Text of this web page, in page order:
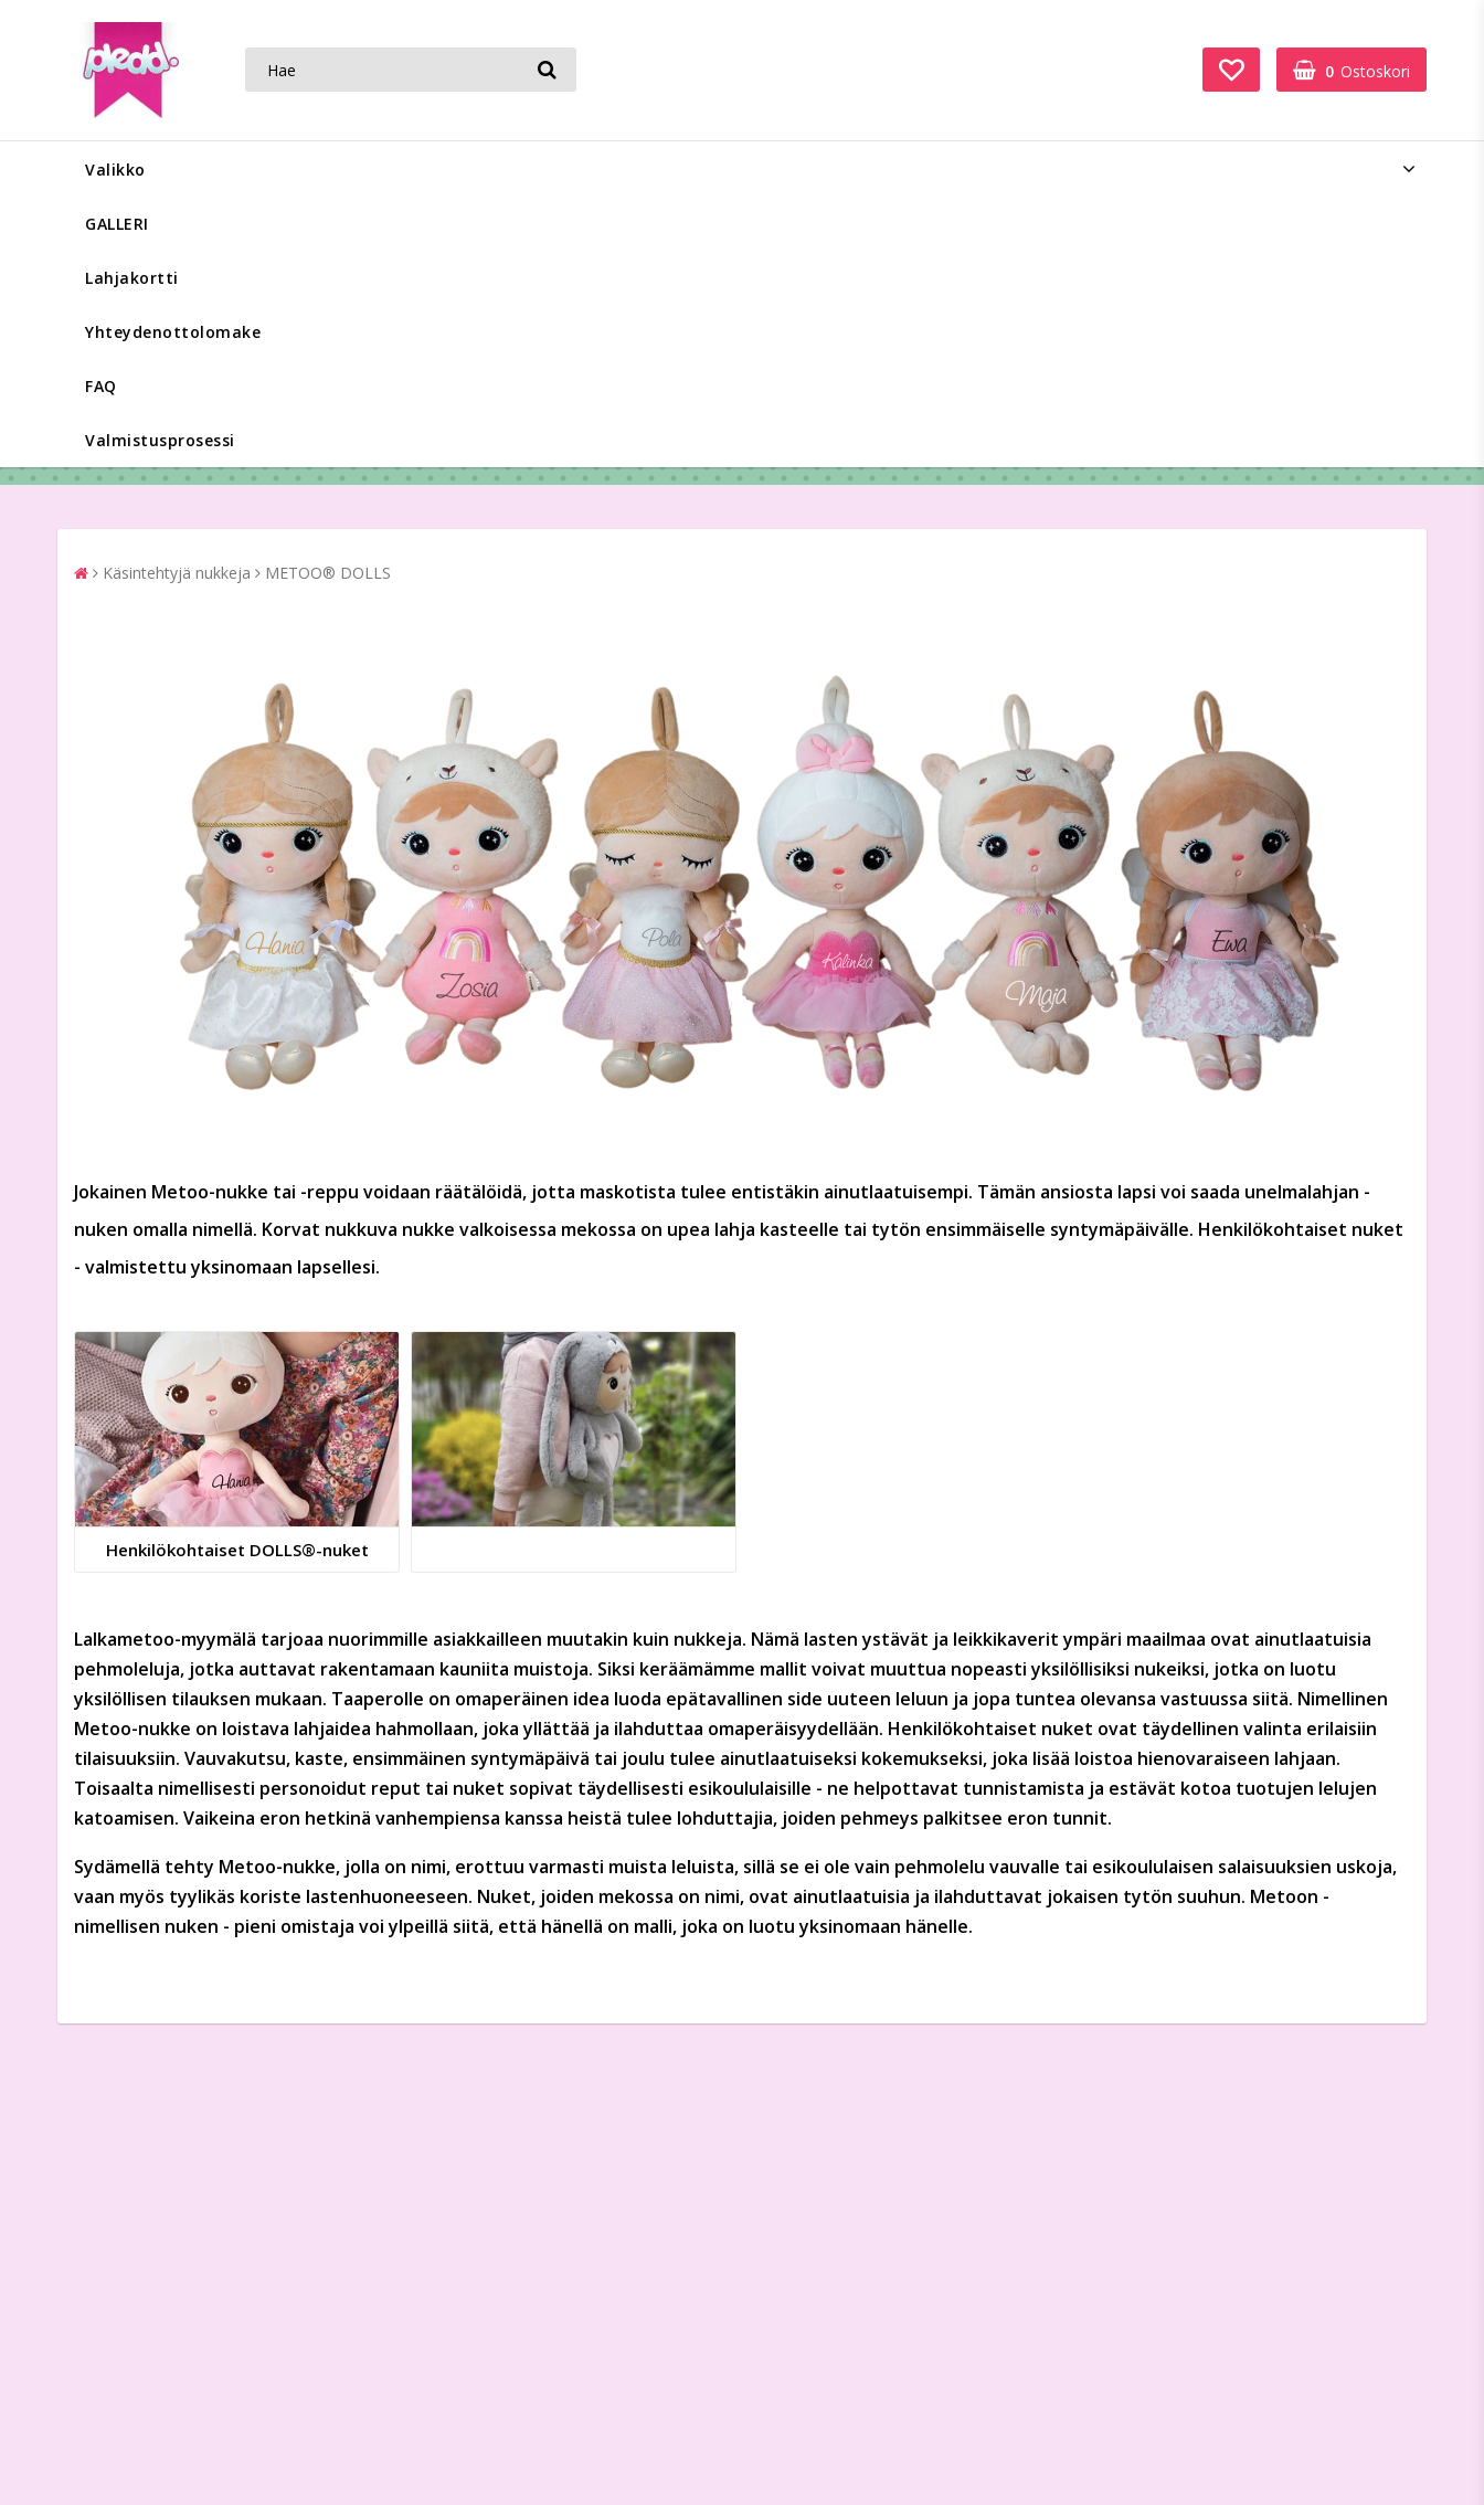
0 Ostoskori
Valikko
GALLERI
Lahjakortti
Yhteydenottolomake
FAQ
Valmistusprosessi
Käsintehtyjä nukkeja METOO® DOLLS
Jokainen Metoo-nukke tai -reppu voidaan räätälöidä, jotta maskotista tulee entistäkin ainutlaatuisempi. Tämän ansiosta lapsi voi saada unelmalahjan -
nuken omalla nimellä. Korvat nukkuva nukke valkoisessa mekossa on upea lahja kasteelle tai tytön ensimmäiselle syntymäpäivälle. Henkilökohtaiset nuket
- valmistettu yksinomaan lapsellesi.
H­e­n­k­i­l­ö­k­o­h­t­a­i­s­e­t DOLLS®-nuket
Lalkametoo-myymälä tarjoaa nuorimmille asiakkailleen muutakin kuin nukkeja. Nämä lasten ystävät ja leikkikaverit ympäri maailmaa ovat ainutlaatuisia
pehmoleluja, jotka auttavat rakentamaan kauniita muistoja. Siksi keräämämme mallit voivat muuttua nopeasti yksilöllisiksi nukeiksi, jotka on luotu
yksilöllisen tilauksen mukaan. Taaperolle on omaperäinen idea luoda epätavallinen side uuteen leluun ja jopa tuntea olevansa vastuussa siitä. Nimellinen
Metoo-nukke on loistava lahjaidea hahmollaan, joka yllättää ja ilahduttaa omaperäisyydellään. Henkilökohtaiset nuket ovat täydellinen valinta erilaisiin
tilaisuuksiin. Vauvakutsu, kaste, ensimmäinen syntymäpäivä tai joulu tulee ainutlaatuiseksi kokemukseksi, joka lisää loistoa hienovaraiseen lahjaan.
Toisaalta nimellisesti personoidut reput tai nuket sopivat täydellisesti esikoululaisille - ne helpottavat tunnistamista ja estävät kotoa tuotujen lelujen
katoamisen. Vaikeina eron hetkinä vanhempiensa kanssa heistä tulee lohduttajia, joiden pehmeys palkitsee eron tunnit.
Sydämellä tehty Metoo-nukke, jolla on nimi, erottuu varmasti muista leluista, sillä se ei ole vain pehmolelu vauvalle tai esikoululaisen salaisuuksien uskoja,
vaan myös tyylikäs koriste lastenhuoneeseen. Nuket, joiden mekossa on nimi, ovat ainutlaatuisia ja ilahduttavat jokaisen tytön suuhun. Metoon -
nimellisen nuken - pieni omistaja voi ylpeillä siitä, että hänellä on malli, joka on luotu yksinomaan hänelle.